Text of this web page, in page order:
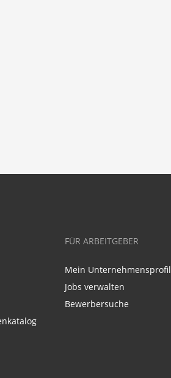
FÜR ARBEITGEBER
Mein Unternehmensprofil
Jobs verwalten
Bewerbersuche